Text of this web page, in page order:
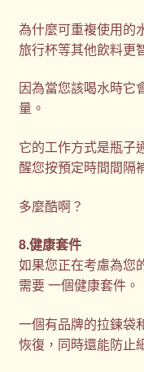
為什麼可重複使用的
旅行杯等其他飲料更
因為當您該喝水時它
量。
它的工作方式是瓶子
醒您按預定時間間隔
多麼酷啊？
8.健康套件
如果您正在考慮為您
需要 一個健康套件。
一個有品牌的拉鍊袋
恢復，同時還能防止